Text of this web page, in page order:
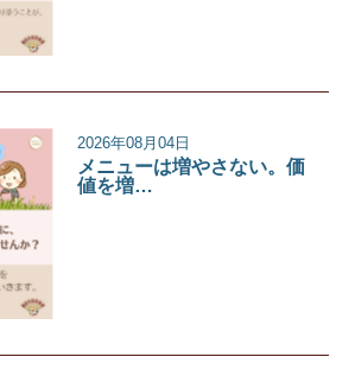
2026年08月04日
メニューは増やさない。価
値を増…